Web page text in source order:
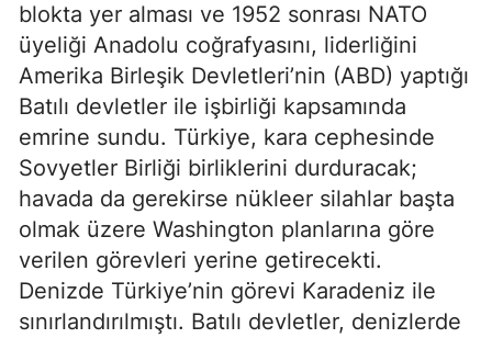
blokta yer alması ve 1952 sonrası NATO
üyeliği Anadolu coğrafyasını, liderliğini
Amerika Birleşik Devletleri’nin (ABD) yaptığı
Batılı devletler ile işbirliği kapsamında
emrine sundu. Türkiye, kara cephesinde
Sovyetler Birliği birliklerini durduracak;
havada da gerekirse nükleer silahlar başta
olmak üzere Washington planlarına göre
verilen görevleri yerine getirecekti.
Denizde Türkiye’nin görevi Karadeniz ile
sınırlandırılmıştı. Batılı devletler, denizlerde